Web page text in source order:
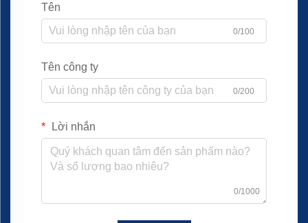
Tên
0/100
Tên công ty
0/200
Lời nhắn
0/1000